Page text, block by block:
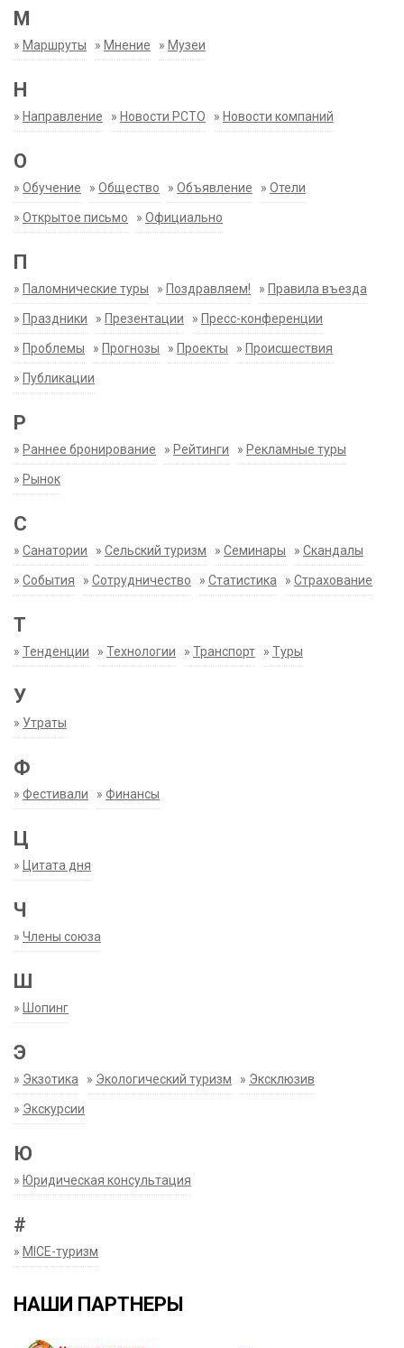
М
» Маршруты » Мнение » Музеи
Н
» Направление » Новости РСТО » Новости компаний
О
» Обучение » Общество » Объявление » Отели
» Открытое письмо » Официально
П
» Паломнические туры » Поздравляем! » Правила въезда
» Праздники » Презентации » Пресс-конференции
» Проблемы » Прогнозы » Проекты » Происшествия
» Публикации
Р
» Раннее бронирование » Рейтинги » Рекламные туры
» Рынок
С
» Санатории » Сельский туризм » Семинары » Скандалы
» События » Сотрудничество » Статистика » Страхование
Т
» Тенденции » Технологии » Транспорт » Туры
У
» Утраты
Ф
» Фестивали » Финансы
Ц
» Цитата дня
Ч
» Члены союза
Ш
» Шопинг
Э
» Экзотика » Экологический туризм » Эксклюзив
» Экскурсии
Ю
» Юридическая консультация
#
» MICE-туризм
НАШИ ПАРТНЕРЫ